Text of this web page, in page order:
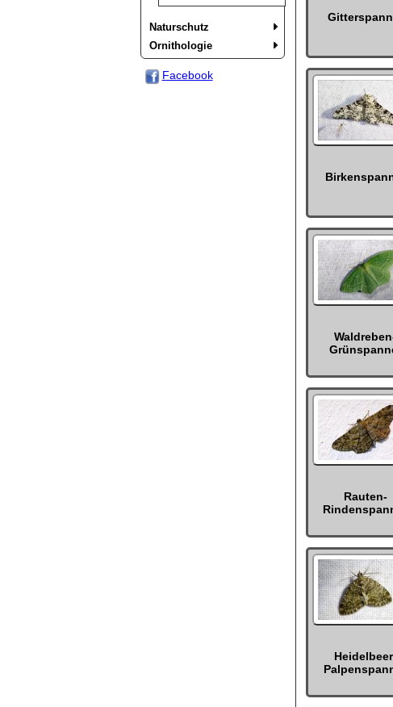
Naturschutz
Ornithologie
Facebook
Rauten-